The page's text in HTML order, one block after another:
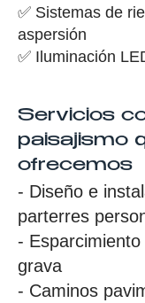
✅ Sistemas de
aspersión
✅ Iluminación
Servicios
paisajismo
ofrecemos
- Diseño e
parterres
-
grava
- Caminos